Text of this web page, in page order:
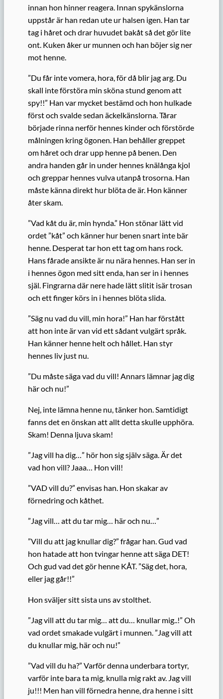
innan hon hinner reagera. Innan spykänslorna
uppstår är han redan ute ur halsen igen. Han tar
tag i håret och drar huvudet bakåt så det gör lite
ont. Kuken åker ur munnen och han böjer sig ner
mot henne.
”Du får inte vomera, hora, för då blir jag arg. Du
skall inte förstöra min sköna stund genom att
spy!!” Han var mycket bestämd och hon hulkade
först och svalde sedan äckelkänslorna. Tårar
började rinna nerför hennes kinder och förstörde
målningen kring ögonen. Han behåller greppet
om håret och drar upp henne på benen. Den
andra handen går in under hennes knälånga kjol
och greppar hennes vulva utanpå trosorna. Han
måste känna direkt hur blöta de är. Hon känner
åter skam.
”Vad kåt du är, min hynda.” Hon stönar lätt vid
ordet ”kåt” och känner hur benen snart inte bär
henne. Desperat tar hon ett tag om hans rock.
Hans fårade ansikte är nu nära hennes. Han ser in
i hennes ögon med sitt enda, han ser in i hennes
själ. Fingrarna där nere hade lätt slitit isär trosan
och ett finger körs in i hennes blöta slida.
”Säg nu vad du vill, min hora!” Han har förstått
att hon inte är van vid ett sådant vulgärt språk.
Han känner henne helt och hållet. Han styr
hennes liv just nu.
”Du måste säga vad du vill! Annars lämnar jag dig
här och nu!”
Nej, inte lämna henne nu, tänker hon. Samtidigt
fanns det en önskan att allt detta skulle upphöra.
Skam! Denna ljuva skam!
”Jag vill ha dig…” hör hon sig själv säga. Är det
vad hon vill? Jaaa… Hon vill!
”VAD vill du?” envisas han. Hon skakar av
förnedring och kåthet.
”Jag vill… att du tar mig… här och nu…”
”Vill du att jag knullar dig?” frågar han. Gud vad
hon hatade att hon tvingar henne att säga DET!
Och gud vad det gör henne KÅT. ”Säg det, hora,
eller jag går!!”
Hon sväljer sitt sista uns av stolthet.
”Jag vill att du tar mig… att du… knullar mig..!” Oh
vad ordet smakade vulgärt i munnen. ”Jag vill att
du knullar mig, här och nu!”
”Vad vill du ha?” Varför denna underbara tortyr,
varför inte bara ta mig, knulla mig rakt av. Jag vill
ju!!! Men han vill förnedra henne, dra henne i sitt